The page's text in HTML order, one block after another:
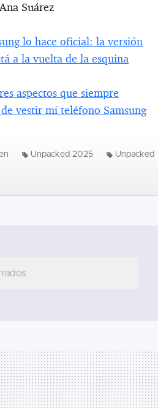
Suárez
lo hace oficial: la versión
a la vuelta de la esquina
aspectos que siempre
vestir mi teléfono Samsung
Unpacked 2025 Unpacked